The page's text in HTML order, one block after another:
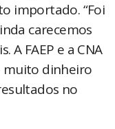
importado. “Foi
carecemos
A FAEP e a CNA
muito dinheiro
no